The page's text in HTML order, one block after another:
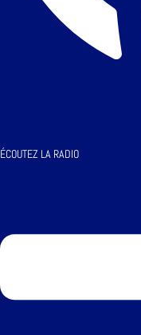
ÉCOUTEZ LA RADIO